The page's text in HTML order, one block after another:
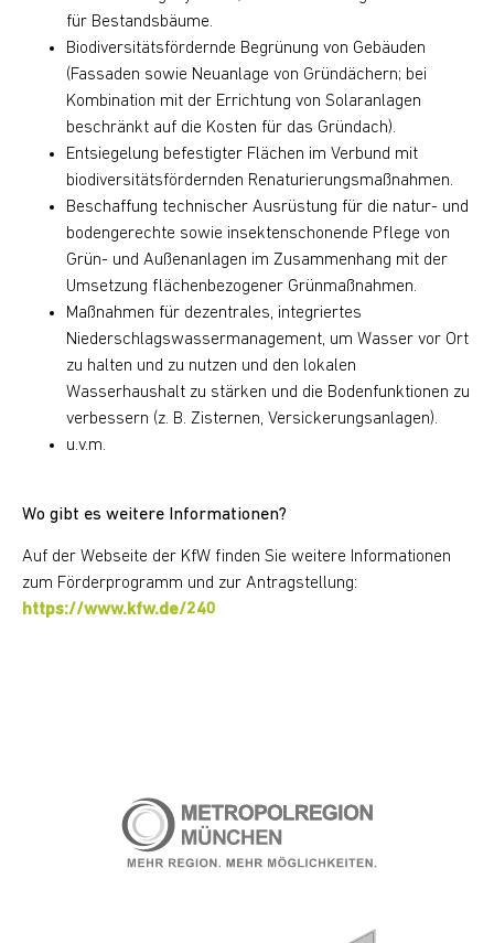
für Bestandsbäume.
Biodiversitätsfördernde Begrünung von Gebäuden
(Fassaden sowie Neuanlage von Gründächern; bei
Kombination mit der Errichtung von Solaranlagen
beschränkt auf die Kosten für das Gründach).
Entsiegelung befestigter Flächen im Verbund mit
biodiversitätsfördernden Renaturierungsmaßnahmen.
Beschaffung technischer Ausrüstung für die natur- und
bodengerechte sowie insektenschonende Pflege von
Grün- und Außenanlagen im Zusammenhang mit der
Umsetzung flächenbezogener Grünmaßnahmen.
Maßnahmen für dezentrales, integriertes
Niederschlagswassermanagement, um Wasser vor Ort
zu halten und zu nutzen und den lokalen
Wasserhaushalt zu stärken und die Bodenfunktionen zu
verbessern (z. B. Zisternen, Versickerungsanlagen).
u.v.m.
Wo gibt es weitere Informationen?
Auf der Webseite der KfW finden Sie weitere Informationen
zum Förderprogramm und zur Antragstellung:
https://www.kfw.de/240